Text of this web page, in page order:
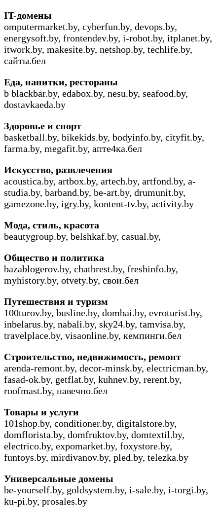
IT-домены
omputermarket.by, cyberfun.by, devops.by,
energysoft.by, frontendev.by, i-robot.by, itplanet.by,
itwork.by, makesite.by, netshop.by, techlife.by,
сайты.бел
Еда, напитки, рестораны
b blackbar.by, edabox.by, nesu.by, seafood.by,
dostavkaeda.by
Здоровье и спорт
basketball.by, bikekids.by, bodyinfo.by, cityfit.by,
farma.by, megafit.by, апте4ка.бел
Искусство, развлечения
acoustica.by, artbox.by, artech.by, artfond.by, a-
studia.by, barband.by, be-art.by, drumunit.by,
gamezone.by, igry.by, kontent-tv.by, activity.by
Мода, стиль, красота
beautygroup.by, belshkaf.by, casual.by,
Общество и политика
bazablogerov.by, chatbrest.by, freshinfo.by,
myhistory.by, otvety.by, свои.бел
Путешествия и туризм
100turov.by, busline.by, dombai.by, evroturist.by,
inbelarus.by, nabali.by, sky24.by, tamvisa.by,
travelplace.by, visaonline.by, кемпинги.бел
Строительство, недвижимость, ремонт
arenda-remont.by, decor-minsk.by, electricman.by,
fasad-ok.by, getflat.by, kuhnev.by, rerent.by,
roofmast.by, навечно.бел
Товары и услуги
101shop.by, conditioner.by, digitalstore.by,
domflorista.by, domfruktov.by, domtextil.by,
electrico.by, expomarket.by, foxystore.by,
funtoys.by, mirdivanov.by, pled.by, telezka.by
Универсальные домены
be-yourself.by, goldsystem.by, i-sale.by, i-torgi.by,
ku-pi.by, prosales.by